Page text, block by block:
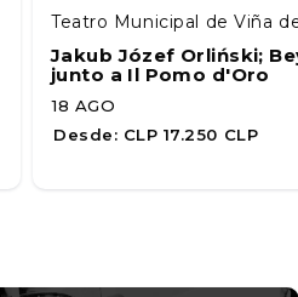
Teatro Municipal de Viña
Jakub Józef Orliński;
junto a Il Pomo d'Oro
18 AGO
Desde: CLP 17.250 CLP